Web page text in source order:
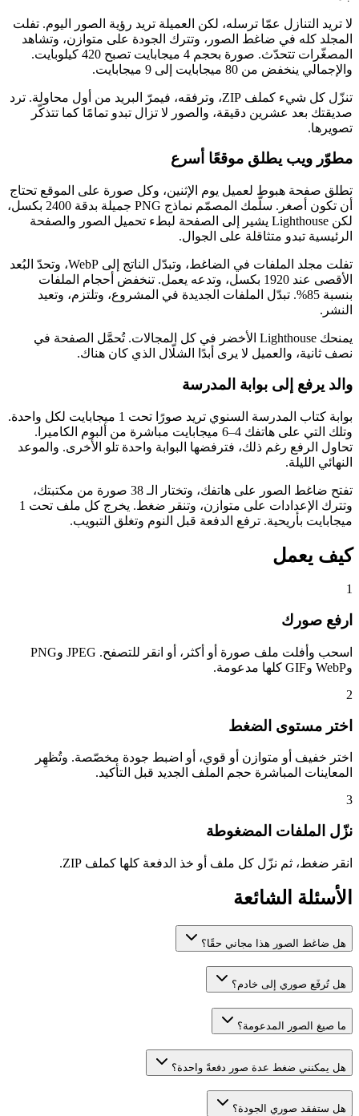
لا تريد التنازل عمّا ترسله، لكن العميلة تريد رؤية الصور اليوم. تفلت
المجلد كله في ضاغط الصور، وتترك الجودة على متوازن، وتشاهد
المصغّرات تتحدّث. صورة بحجم 4 ميجابايت تصبح 420 كيلوبايت.
والإجمالي ينخفض من 80 ميجابايت إلى 9 ميجابايت.
تنزّل كل شيء كملف ZIP، وترفقه، فيمرّ البريد من أول محاولة. ترد
صديقتك بعد عشرين دقيقة، والصور لا تزال تبدو تمامًا كما تتذكّر
تصويرها.
مطوّر ويب يطلق موقعًا أسرع
تطلق صفحة هبوط لعميل يوم الإثنين، وكل صورة على الموقع تحتاج
أن تكون أصغر. سلّمك المصمّم نماذج PNG جميلة بدقة 2400 بكسل،
لكن Lighthouse يشير إلى الصفحة لبطء تحميل الصور والصفحة
الرئيسية تبدو متثاقلة على الجوال.
تفلت مجلد الملفات في الضاغط، وتبدّل الناتج إلى WebP، وتحدّ البُعد
الأقصى عند 1920 بكسل، وتدعه يعمل. تنخفض أحجام الملفات
بنسبة 85%. تبدّل الملفات الجديدة في المشروع، وتلتزم، وتعيد
النشر.
يمنحك Lighthouse الأخضر في كل المجالات. تُحمَّل الصفحة في
نصف ثانية، والعميل لا يرى أبدًا الشلّال الذي كان هناك.
والد يرفع إلى بوابة المدرسة
بوابة كتاب المدرسة السنوي تريد صورًا تحت 1 ميجابايت لكل واحدة.
وتلك التي على هاتفك 4–6 ميجابايت مباشرة من ألبوم الكاميرا.
تحاول الرفع رغم ذلك، فترفضها البوابة واحدة تلو الأخرى. والموعد
النهائي الليلة.
تفتح ضاغط الصور على هاتفك، وتختار الـ 38 صورة من مكتبتك،
وتترك الإعدادات على متوازن، وتنقر ضغط. يخرج كل ملف تحت 1
ميجابايت بأريحية. ترفع الدفعة قبل النوم وتغلق التبويب.
كيف يعمل
1
ارفع صورك
اسحب وأفلت ملف صورة أو أكثر، أو انقر للتصفح. JPEG وPNG
وWebP وGIF كلها مدعومة.
2
اختر مستوى الضغط
اختر خفيف أو متوازن أو قوي، أو اضبط جودة مخصّصة. وتُظهِر
المعاينات المباشرة حجم الملف الجديد قبل التأكيد.
3
نزّل الملفات المضغوطة
انقر ضغط، ثم نزّل كل ملف أو خذ الدفعة كلها كملف ZIP.
الأسئلة الشائعة
هل ضاغط الصور هذا مجاني حقًا؟
هل تُرفَع صوري إلى خادم؟
ما صيغ الصور المدعومة؟
هل يمكنني ضغط عدة صور دفعةً واحدة؟
هل ستفقد صوري الجودة؟